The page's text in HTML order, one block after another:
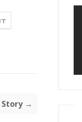
→